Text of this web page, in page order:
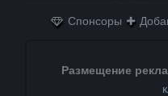
Спонсоры
Размещение